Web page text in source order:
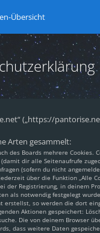
Übersicht
(„https://
Arten gesammelt:
des Boards mehrere
dir alle Seitenaufrufe
(sofern du nicht
über die Funktion „Alle
der Registrierung, in deinem
als notwendig festgelegt
so werden die dort
Aktionen gespeichert:
Die von deinem Browser
dass weitere Daten